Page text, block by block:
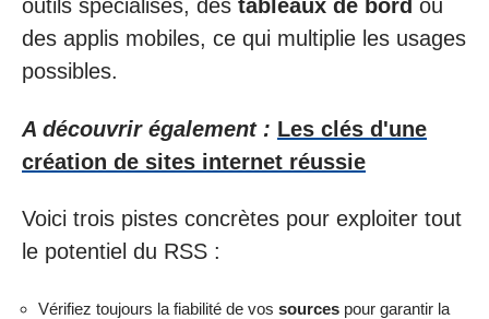
outils spécialisés, des tableaux de bord ou
des applis mobiles, ce qui multiplie les usages
possibles.
A découvrir également : Les clés d'une
création de sites internet réussie
Voici trois pistes concrètes pour exploiter tout
le potentiel du RSS :
Vérifiez toujours la fiabilité de vos sources pour garantir la